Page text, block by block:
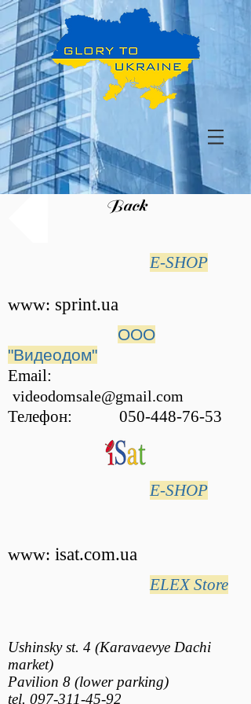
Back
E-SHOP
www: sprint.ua
ООО
"Видеодом"
Email:
videodomsale@gmail.com
Телефон: 050-448-76-53
E-SHOP
www: isat.com.ua
ELEX Store
Ushinsky st. 4 (Karavaevye Dachi
market)
Pavilion 8 (lower parking)
tel. 097-311-45-92